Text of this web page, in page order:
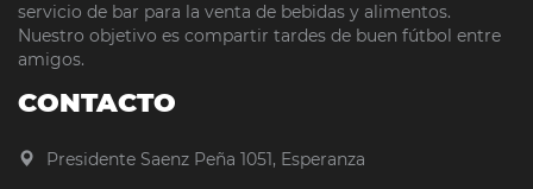
servicio de bar para la venta de bebidas y alimentos.
Nuestro objetivo es compartir tardes de buen fútbol entre
amigos.
CONTACTO
Presidente Saenz Peña 1051, Esperanza